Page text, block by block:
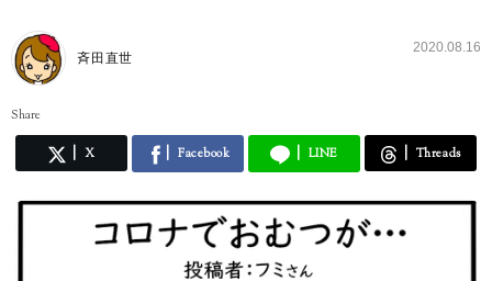
斉田直世
2020.08.16
Share
X Facebook LINE Threads